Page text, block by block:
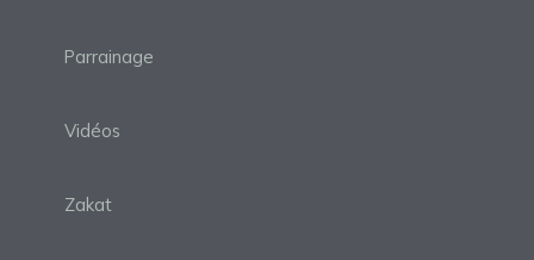
Parrainage
Vidéos
Zakat